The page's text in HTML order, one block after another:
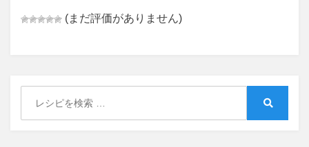
(まだ評価がありません)